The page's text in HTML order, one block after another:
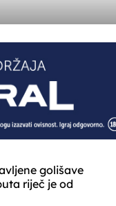
golišave
riječ je od